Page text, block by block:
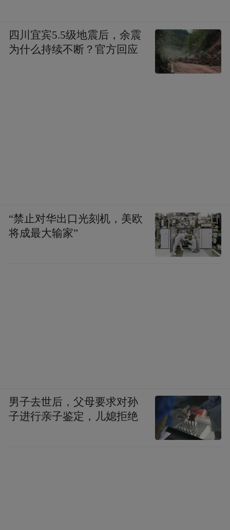
四川宜宾5.5级地震后，余震
为什么持续不断？官方回应
“禁止对华出口光刻机，美欧
将成最大输家”
男子去世后，父母要求对孙
子进行亲子鉴定，儿媳拒绝